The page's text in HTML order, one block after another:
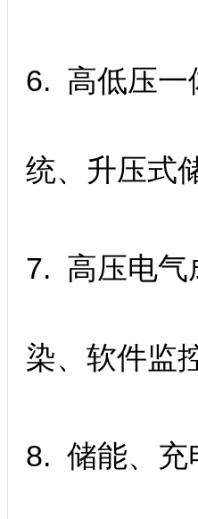
6. 高低压一
统、升压式
7. 高压电气
染、软件监
8. 储能、充